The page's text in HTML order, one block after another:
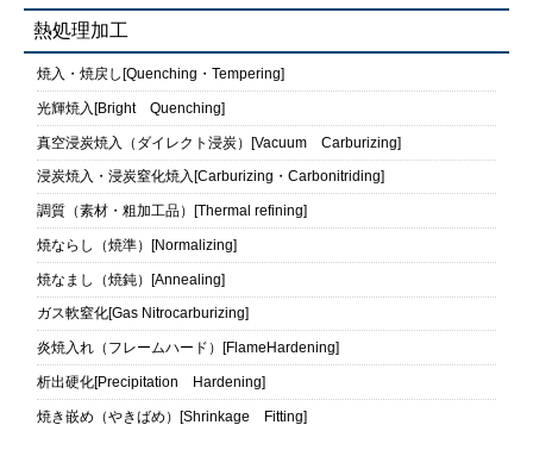
熱処理加工
焼入・焼戻し[Quenching・Tempering]
光輝焼入[Bright Quenching]
真空浸炭焼入（ダイレクト浸炭）[Vacuum Carburizing]
浸炭焼入・浸炭窒化焼入[Carburizing・Carbonitriding]
調質（素材・粗加工品）[Thermal refining]
焼ならし（焼準）[Normalizing]
焼なまし（焼鈍）[Annealing]
ガス軟窒化[Gas Nitrocarburizing]
炎焼入れ（フレームハード）[FlameHardening]
析出硬化[Precipitation Hardening]
焼き嵌め（やきばめ）[Shrinkage Fitting]